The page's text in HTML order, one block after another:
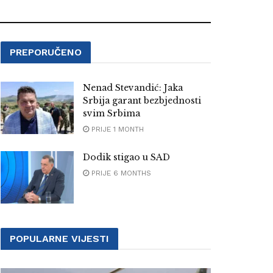
PREPORUČENO
Nenad Stevandić: Jaka
Srbija garant bezbjednosti
svim Srbima
PRIJE 1 MONTH
Dodik stigao u SAD
PRIJE 6 MONTHS
POPULARNE VIJESTI